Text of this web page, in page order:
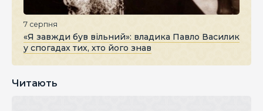
7 серпня
«Я завжди був вільний»: владика Павло Василик
у спогадах тих, хто його знав
Читають